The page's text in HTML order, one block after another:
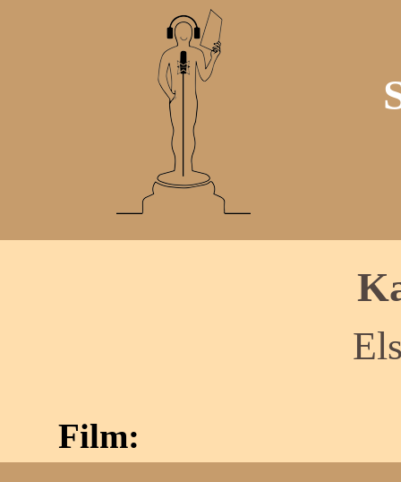
Film: